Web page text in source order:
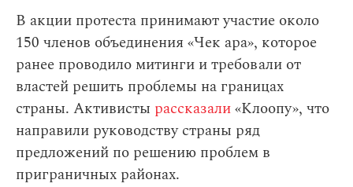
В акции протеста принимают участие около
150 членов объединения «Чек ара», которое
ранее проводило митинги и требовали от
властей решить проблемы на границах
страны. Активисты рассказали«Клоопу», что
направили руководству страны ряд
предложений по решению проблем в
приграничных районах.